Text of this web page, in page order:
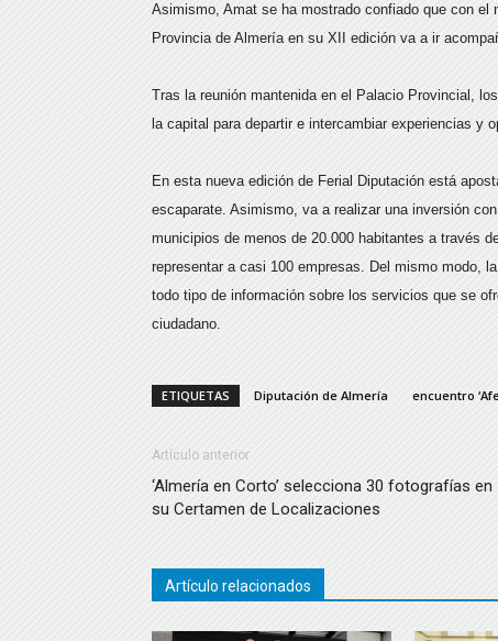
Asimismo, Amat se ha mostrado confiado que con el
Provincia de Almería en su XII edición va a ir
Tras la reunión mantenida en el Palacio Provincial,
la capital para departir e intercambiar experiencias y
En esta nueva edición de Ferial Diputación está
escaparate. Asimismo, va a realizar una inversión
municipios de menos de 20.000 habitantes a través
representar a casi 100 empresas. Del mismo modo,
todo tipo de información sobre los servicios que se
ciudadano.
ETIQUETAS Diputación de Almería encuentro
Artículo anterior
‘Almería en Corto’ selecciona 30 fotografías en
su Certamen de Localizaciones
Artículo relacionados